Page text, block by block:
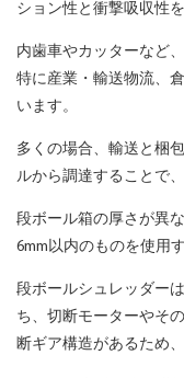
ション性と衝撃吸収性
内歯車やカッターなど
特に産業・輸送物流、
います。
多くの場合、輸送と梱
ルから調達することで
段ボール箱の厚さが異
6mm以内のものを使用
段ボールシュレッダー
ち、切断モーターやそ
断ギア構造があるため、